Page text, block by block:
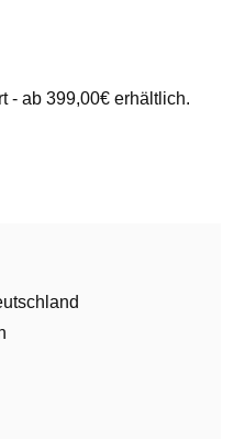
- ab 399,00€ erhältlich.